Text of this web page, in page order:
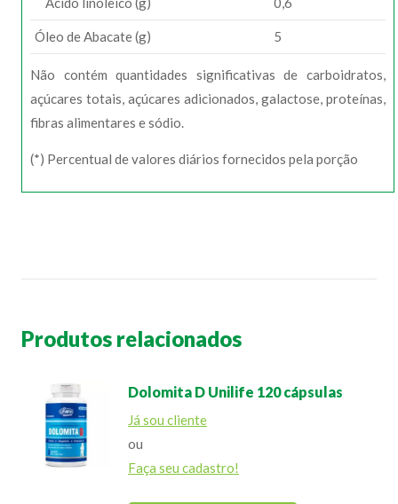
Óleo de Abacate (g) 5
Não contém quantidades significativas de carboidratos,
açúcares totais, açúcares adicionados, galactose, proteínas,
fibras alimentares e sódio.
(*) Percentual de valores diários fornecidos pela porção
Produtos relacionados
Dolomita D Unilife 120 cápsulas
Já sou cliente
ou
Faça seu cadastro!